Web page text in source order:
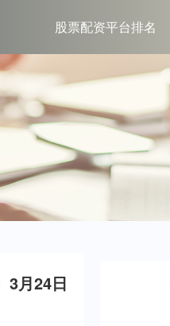
股票配资平台排名
3月24日